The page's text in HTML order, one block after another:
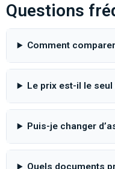
Questions
Comment
Le prix est-il le seul
Puis-je changer
Quels documents